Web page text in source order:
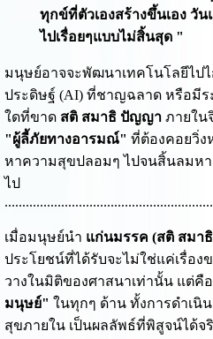
ทุกข์ที่ตัวเองสร้างขึ้นเอง วั
ไปเรื่อยๆแบบไม่สิ้นสุด "
มนุษย์อาจจะพัฒนาเทคโนโลยีไป
ประดิษฐ์ (AI) ที่ชาญฉลาด หรือมีร
ใดที่ขาด สติ สมาธิ ปัญญาภายใน
"ผู้ลี้ภัยทางอารมณ์" ที่ต้องคอยวิ่
หาความสุขปลอมๆ ไปจนสิ้นลมหา
ไป
เมื่อมนุษย์นำ แก่นมรรค (สติ สมา
ประโยชน์ที่ได้รับจะไม่ใช่แค่เรื่อง
วางในมิติของศาสนาเท่านั้น แต่คื
มนุษย์" ในทุกๆ ด้าน ทั้งการดำเนิ
สุขภายใน เป็นผลลัพธ์ที่พิสูจน์ได้จ